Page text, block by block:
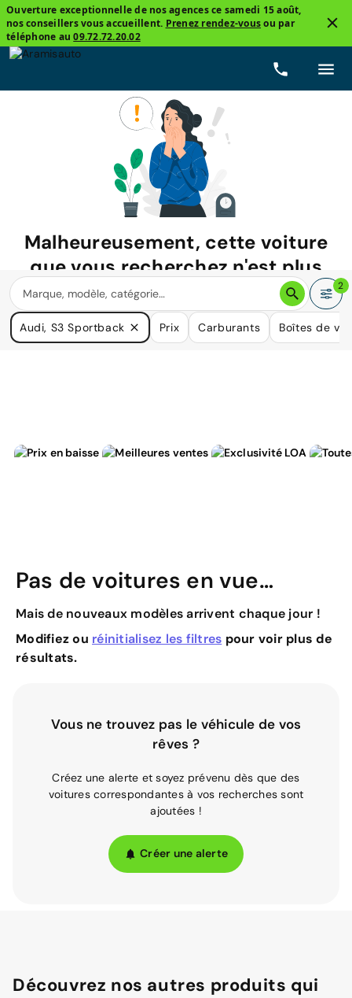
Ouverture exceptionnelle de nos agences ce samedi 15 août,
nos conseillers vous accueillent. Prenez rendez-vousou par
téléphone au09.72.72.20.02
Malheureusement, cette voiture
que vous recherchez n'est plus
disponible.
Nous avons de nombreuses voitures qui pourraient répondre
à vos besoins.
2
Audi, S3 Sportback Prix Carburants Boîtes de
Pas de voitures en vue…
Mais de nouveaux modèles arrivent chaque jour !
Modifiez ou réinitialisez les filtres pour voir plus de
résultats.
Vous ne trouvez pas le véhicule de vos
rêves ?
Créez une alerte et soyez prévenu dès que des
voitures correspondantes à vos recherches sont
ajoutées !
Créer une alerte
Découvrez nos autres produits qui